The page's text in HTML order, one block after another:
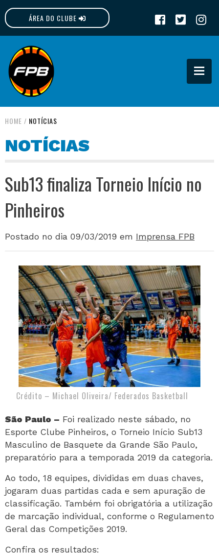
ÁREA DO CLUBE
FPB
HOME / NOTÍCIAS
NOTÍCIAS
Sub13 finaliza Torneio Início no
Pinheiros
Postado no dia 09/03/2019 em Imprensa FPB
Crédito – Michael Oliveira/ Federados Basketball
São Paulo – Foi realizado neste sábado, no
Esporte Clube Pinheiros, o Torneio Início Sub13
Masculino de Basquete da Grande São Paulo,
preparatório para a temporada 2019 da categoria.
Ao todo, 18 equipes, divididas em duas chaves,
jogaram duas partidas cada e sem apuração de
classificação. Também foi obrigatória a utilização
de marcação individual, conforme o Regulamento
Geral das Competições 2019.
Confira os resultados: